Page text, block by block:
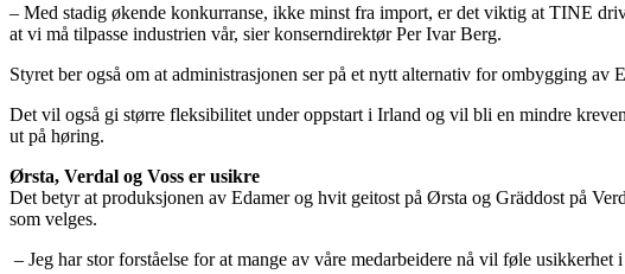
– Med stadig økende konkurranse, ikke minst fra import, er det viktig at TINE
at vi må tilpasse industrien vår, sier konserndirektør Per Ivar Berg.
Styret ber også om at administrasjonen ser på et nytt alternativ for ombygging av
Det vil også gi større fleksibilitet under oppstart i Irland og vil bli en mindre
ut på høring.
Ørsta, Verdal og Voss er usikre
Det betyr at produksjonen av Edamer og hvit geitost på Ørsta og Gräddost på
som velges.
– Jeg har stor forståelse for at mange av våre medarbeidere nå vil føle